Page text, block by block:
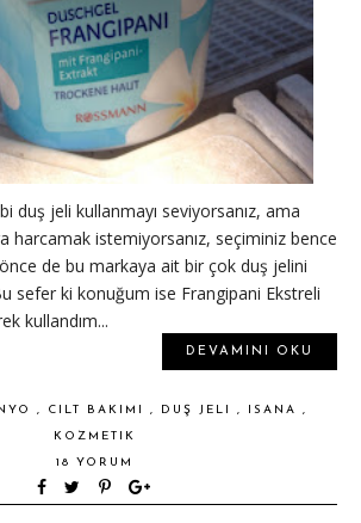
duş jeli kullanmayı seviyorsanız, ama
harcamak istemiyorsanız, seçiminiz bence
de bu markaya ait bir çok duş jelini
sefer ki konuğum ise Frangipani Ekstreli
kullandım...
DEVAMINI OKU
, CILT BAKIMI , DUŞ JELI , ISANA ,
KOZMETIK
18 YORUM